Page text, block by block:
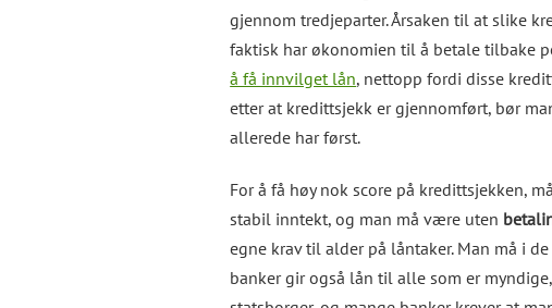
gjennom tredjeparter. Årsaken til at slike
faktisk har økonomien til å betale tilbake
å få innvilget lån, nettopp fordi disse
etter at kredittsjekk er gjennomført, bør
allerede har først.
For å få høy nok score på kredittsjekken,
stabil inntekt, og man må være uten
egne krav til alder på låntaker. Man må i
banker gir også lån til alle som er